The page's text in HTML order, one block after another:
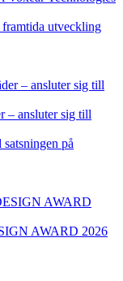
framtida utveckling
– ansluter sig till
på
AWARD 2026